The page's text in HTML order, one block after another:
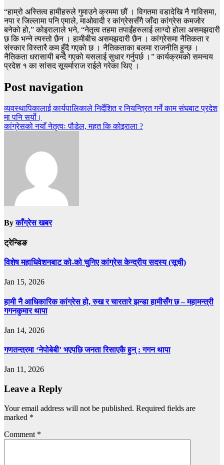
“हाम्रो अस्तित्व हामीहरुले गुमाउने क्रममा छौं । विगतमा वडादेखि नै गाविसमा,
नपा र जिल्लामा पनि एमाले, माओवादी र कांग्रेससँगै जाँदा कांग्रेस कमजोर
बनेको हो,” कोइरालाले भने, “नेतृत्व तहमा तपाईंहरुलाई लाग्दो होला असमझदारी
छ कि भन्ने त्यस्तो छैन । हामीबीच असमझदारी छैन । कांग्रेसमा नैतिकता र
संस्कार विस्तारै कम हुँदै गएको छ । नैतिकताका बलमा राजनीति हुन्छ ।
नैतिकता धरासायी बन्दै गएको यसलाई सुधार गर्नुपर्छ ।” कार्यक्रमको समन्वय
प्रदेश १ का सांसद सूयर्माराज राईले गरेका थिए ।
Post navigation
व्यवस्थापिकालाई कार्यपालिकाले निर्देशित र नियन्त्रित गर्ने काम संघबाट प्रदेश
मा पनि सर्यो।
कांग्रेसको नयाँ नेतृत्वः पौडेल, महत कि कोइराला ?
Byकाँग्रेस खबर
ट्रेन्डिङ
विशेष महाधिवेशनबाट को-को चुनिए कांग्रेस केन्द्रीय सदस्य (सूची)
Jan 15, 2026
हामी नै आधिकारिक कांग्रेस हो, रुख र चारतारे झन्डा हामीसँग छ – महामन्त्री
गगनकुमार थापा
Jan 14, 2026
गणतन्त्रमा ‘नेपोबेबी’ भएपछि जनता रिसाएकै हुन् : गगन थापा
Jan 11, 2026
Leave a Reply
Your email address will not be published. Required fields are
marked *
Comment *